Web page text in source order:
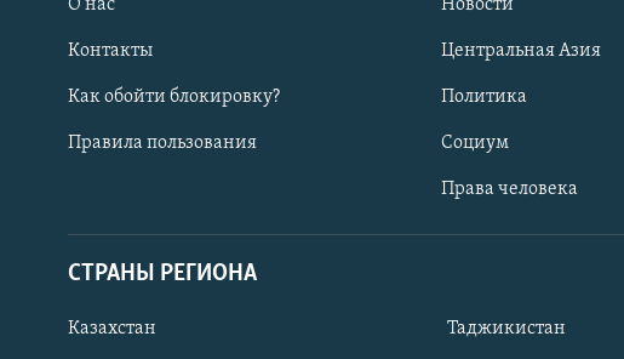
О нас
Контакты
Как обойти блокировку?
Правила пользования
Новости
Центральная Азия
Политика
Социум
Права человека
СТРАНЫ РЕГИОНА
Казахстан Таджикистан